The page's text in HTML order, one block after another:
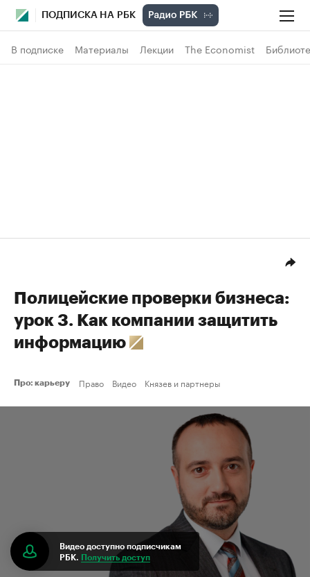
ПОДПИСКА НА РБК
В подписке Материалы Лекции The Economist
Полицейские проверки бизнеса:
урок 3. Как компании защитить
информацию
Про: карьеру Право Видео Князев и партнеры
Видео доступно подписчикам
РБК. Получить доступ